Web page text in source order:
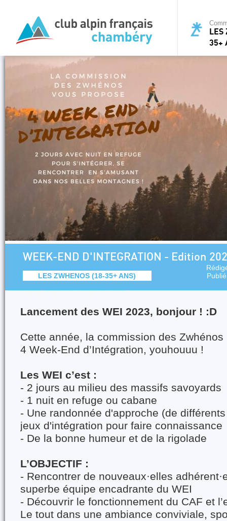
LES
35+
WEEK-END D'INTEGRATION - Edition
LES ZWHENOS (18-35+ ANS)
Lancement des WEI 2023, bonjour ! :D
Cette année, la commission des
4 Week-End d’Intégration, youhouuu !
Les WEI c’est :
- 2 jours au milieu des massifs savoyards
- 1 nuit en refuge ou cabane
- Une randonnée d'approche (de
jeux d'intégration pour faire connaissance
- De la bonne humeur et de la rigolade
L’OBJECTIF :
- Rencontrer de nouveaux·elles
superbe équipe encadrante du WEI
- Découvrir le fonctionnement du CAF et
Le tout dans une ambiance conviviale,